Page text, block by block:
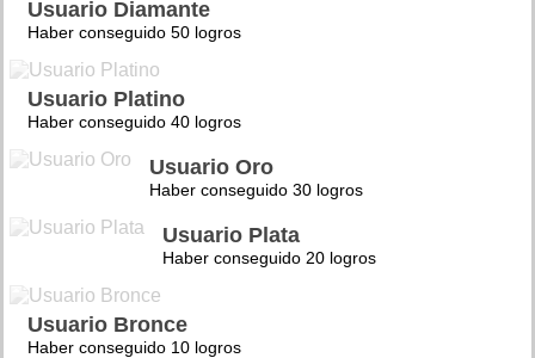
Usuario Diamante
Haber conseguido 50 logros
Usuario Platino
Haber conseguido 40 logros
Usuario Oro
Haber conseguido 30 logros
Usuario Plata
Haber conseguido 20 logros
Usuario Bronce
Haber conseguido 10 logros